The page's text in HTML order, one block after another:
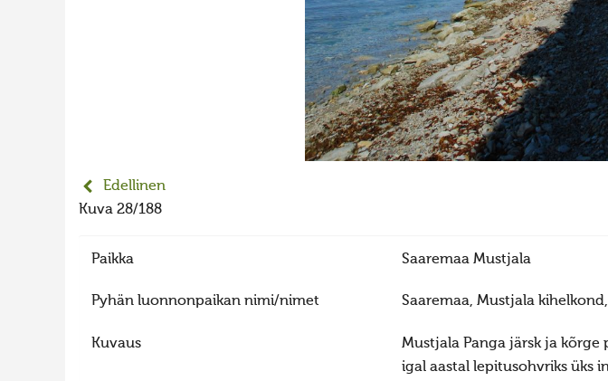
Edellinen
Kuva 28/188
Paikka Saaremaa Mustjala
Pyhän luonnonpaikan nimi/nimet Saaremaa, Mustjala
Kuvaus
Mustjala Panga järsk ja
igal aastal lepitusohvriks üks